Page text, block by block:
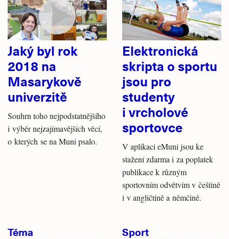
Jaký byl rok
2018 na
Masarykově
univerzitě
Souhrn toho nejpodstatnějšího
i výběr nejzajímavějších věcí,
o kterých se na Muni psalo.
Elektronická
skripta o sportu
jsou pro
studenty
i vrcholové
sportovce
V aplikaci eMuni jsou ke
stažení zdarma i za poplatek
publikace k různým
sportovním odvětvím v češtině
i v angličtině a němčině.
Téma Sport